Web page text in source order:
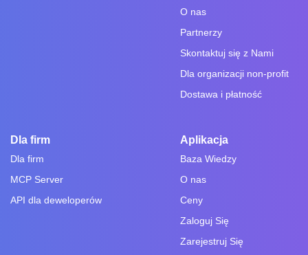
O nas
Partnerzy
Skontaktuj się z Nami
Dla organizacji non-profit
Dostawa i płatność
Dla firm
Dla firm
MCP Server
API dla deweloperów
Aplikacja
Baza Wiedzy
O nas
Ceny
Zaloguj Się
Zarejestruj Się